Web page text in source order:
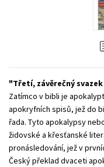
Třetí, závěrečný
Zatímco v bibli je
apokryfních spisů, jež do
řada. Tyto apokalypsy
židovské a křesťanské
pronásledování, jež v
Český překlad dvaceti